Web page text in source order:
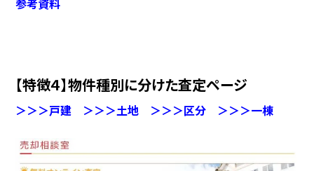
参考資料
【特徴４】物件種別に分けた査定ページ
＞＞＞戸建 ＞＞＞土地 ＞＞＞区分 ＞＞＞一棟